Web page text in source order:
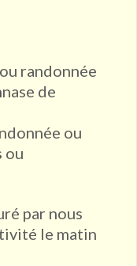
randonnée
de
ou
ou
par nous
le matin